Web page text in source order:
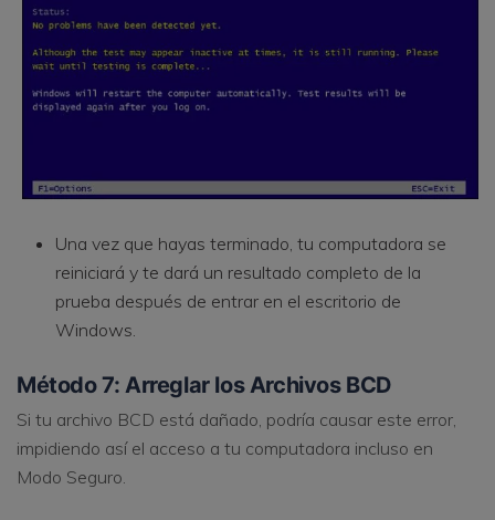
Una vez que hayas terminado, tu computadora se
reiniciará y te dará un resultado completo de la
prueba después de entrar en el escritorio de
Windows.
Método 7: Arreglar los Archivos BCD
Si tu archivo BCD está dañado, podría causar este error,
impidiendo así el acceso a tu computadora incluso en
Modo Seguro.